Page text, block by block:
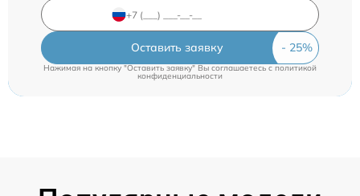
Оставить заявку
Нажимая на кнопку "Оставить заявку" Вы соглашаетесь c политикой
конфиденциальности